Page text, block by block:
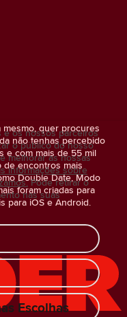
quer procures
não tenhas percebido
e com mais de 55 mil
de encontros mais
Double Date, Modo
foram criadas para
para iOS e Android.
e os nossos parceiros
o público do nosso
melhorar as nossas
informações sobre
Pode retirar o
nas suas
Escolhas